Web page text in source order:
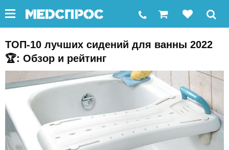
ТОП-10 лучших сидений для ванны 2022
🏆: Обзор и рейтинг